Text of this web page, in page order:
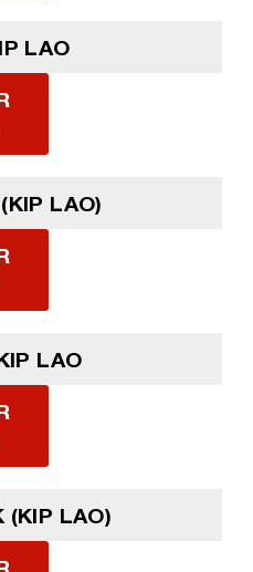
LAO
LAO)
LAO
(KIP LAO)